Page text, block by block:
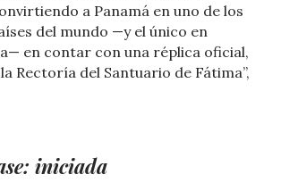
a Panamá en uno de los
del mundo —y el único en
en contar con una réplica oficial,
Rectoría del Santuario de Fátima”,
iniciada